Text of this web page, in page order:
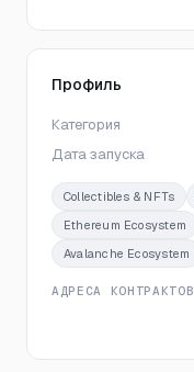
Профиль
Категория
Дата запуска
Collectibles & NFTs
Ethereum Ecosystem
Avalanche Ecosystem
АДРЕСА КОНТРАКТОВ